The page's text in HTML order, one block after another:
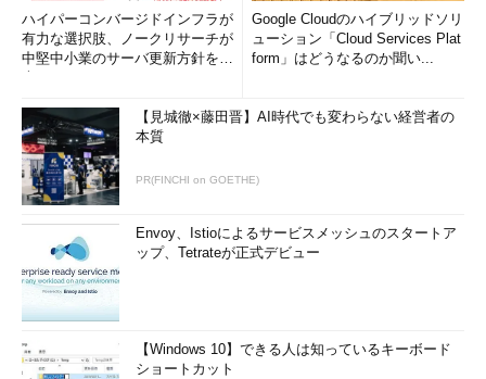
ハイパーコンバージドインフラが
有力な選択肢、ノークリサーチが
中堅中小業のサーバ更新方針を調
Google Cloudのハイブリッドソリ
ューション「Cloud Services Plat
form」はどうなるのか聞い...
【見城徹×藤田晋】AI時代でも変わらない経営者の
本質
PR(FINCHI on GOETHE)
Envoy、Istioによるサービスメッシュのスタートア
ップ、Tetrateが正式デビュー
【Windows 10】できる人は知っているキーボード
ショートカット